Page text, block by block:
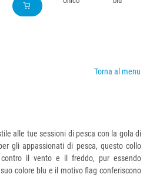
Torna al menu
alle tue sessioni di pesca con la gola di
gli appassionati di pesca, questo collo
il vento e il freddo, pur essendo
colore blu e il motivo flag conferiscono